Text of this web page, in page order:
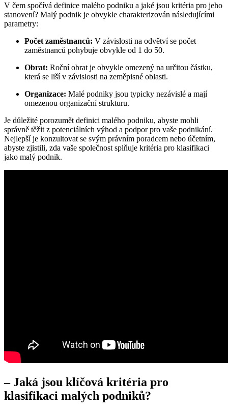
V čem spočívá definice malého podniku a jaké jsou kritéria pro jeho
stanovení? Malý podnik je obvykle charakterizován následujícími
parametry:
Počet zaměstnanců: V závislosti na odvětví se počet
zaměstnanců pohybuje obvykle od 1 do 50.
Obrat: Roční obrat je obvykle omezený na určitou částku,
která se liší v závislosti na zeměpisné oblasti.
Organizace: Malé podniky jsou typicky nezávislé a mají
omezenou organizační strukturu.
Je důležité porozumět definici malého podniku, abyste mohli
správně těžit z potenciálních výhod a podpor pro vaše podnikání.
Nejlepší je konzultovat se svým právním poradcem nebo účetním,
abyste zjistili, zda vaše společnost splňuje kritéria pro klasifikaci
jako malý podnik.
– Jaká jsou klíčová kritéria pro
klasifikaci malých podniků?